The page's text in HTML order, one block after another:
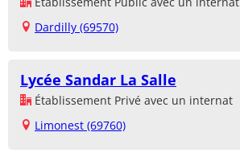
Dardilly (69570)
Lycée Sandar La Salle
Établissement Privé avec un internat
Limonest (69760)